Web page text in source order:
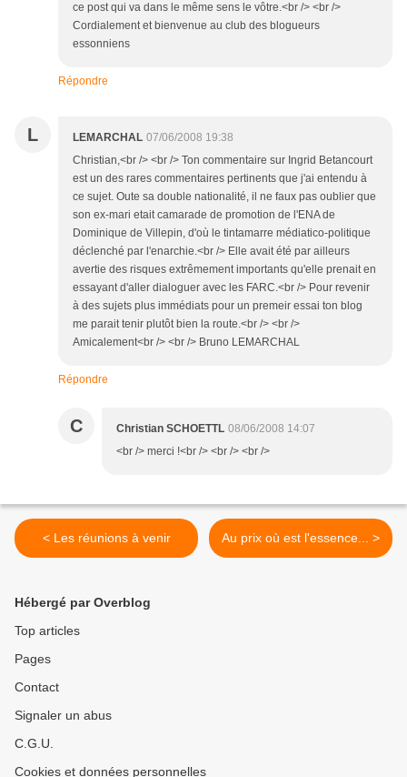
ce post qui va dans le même sens le vôtre.<br /> <br />
Cordialement et bienvenue au club des blogueurs
essonniens
Répondre
L LEMARCHAL 07/06/2008 19:38
Christian,<br /> <br /> Ton commentaire sur Ingrid Betancourt
est un des rares commentaires pertinents que j'ai entendu à
ce sujet. Oute sa double nationalité, il ne faux pas oublier que
son ex-mari etait camarade de promotion de l'ENA de
Dominique de Villepin, d'où le tintamarre médiatico-politique
déclenché par l'enarchie.<br /> Elle avait été par ailleurs
avertie des risques extrêmement importants qu'elle prenait en
essayant d'aller dialoguer avec les FARC.<br /> Pour revenir
à des sujets plus immédiats pour un premeir essai ton blog
me parait tenir plutôt bien la route.<br /> <br />
Amicalement<br /> <br /> Bruno LEMARCHAL
Répondre
C Christian SCHOETTL 08/06/2008 14:07
<br /> merci !<br /> <br /> <br />
< Les réunions à venir Au prix où est l'essence... >
Hébergé par Overblog
Top articles
Pages
Contact
Signaler un abus
C.G.U.
Cookies et données personnelles